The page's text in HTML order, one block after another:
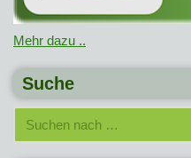
Mehr dazu ..
Suche